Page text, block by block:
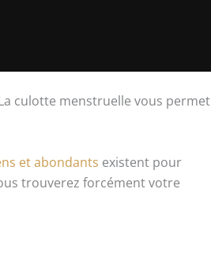
culotte menstruelle vous permet
et abondants existent pour
trouverez forcément votre